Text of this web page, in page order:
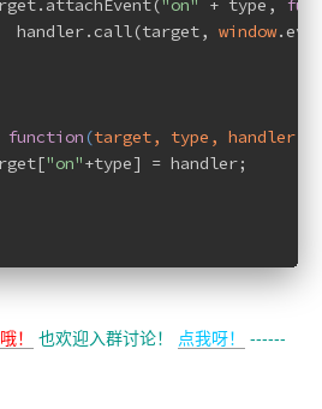
"on" + type,
handler.call(target,
window
function (target, type, handler
"on"+type] = handler;
！ 也欢迎入群讨论！ 点我呀！ ------